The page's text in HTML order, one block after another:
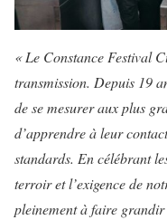
« Le Constance Festival
transmission. Depuis 19
de se mesurer aux plus
d’apprendre à leur
standards. En célébrant
terroir et l’exigence de
pleinement à faire grandir